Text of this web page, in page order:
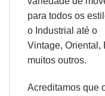
para todos os
o Industrial até o
Vintage, Oriental ,
muitos outros.
Acreditamos que